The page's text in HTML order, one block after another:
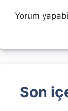
Yorum
Son